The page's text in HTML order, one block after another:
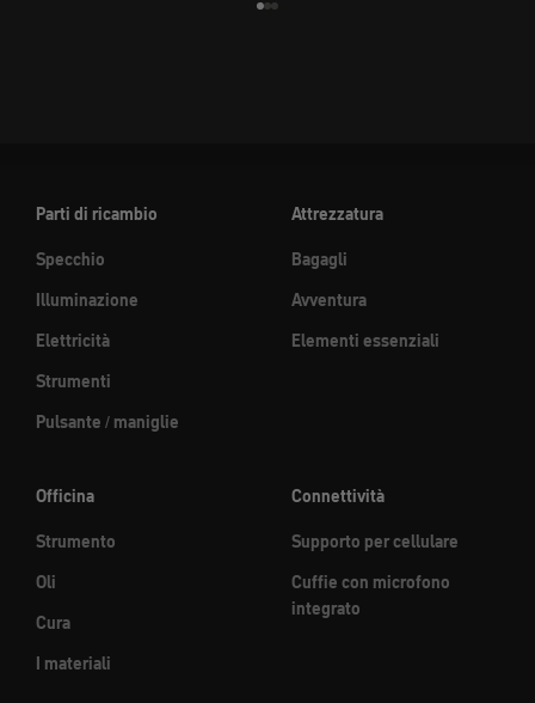
Parti di ricambio
Specchio
Illuminazione
Elettricità
Strumenti
Pulsante / maniglie
Attrezzatura
Bagagli
Avventura
Elementi essenziali
Officina
Strumento
Oli
Cura
I materiali
Connettività
Supporto per cellulare
Cuffie con microfono
integrato